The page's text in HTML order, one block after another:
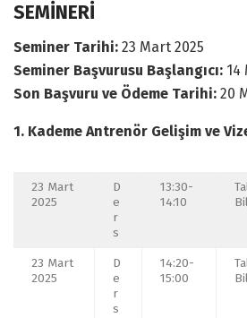
SEMİNERİ
Seminer Tarihi: 23 Mart 2025
Seminer Başvurusu Başlangıcı: 14
Son Başvuru ve Ödeme Tarihi: 20
1. Kademe Antrenör Gelişim ve
23 Mart
2025
D
e
r
s
13:30-
14:10
23 Mart
2025
D
e
r
s
14:20-
15:00